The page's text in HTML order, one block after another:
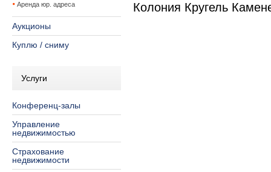
Аренда юр. адреса
Аукционы
Куплю / сниму
Услуги
Конференц-залы
Управление
недвижимостью
Страхование
недвижимости
Колония Кругель